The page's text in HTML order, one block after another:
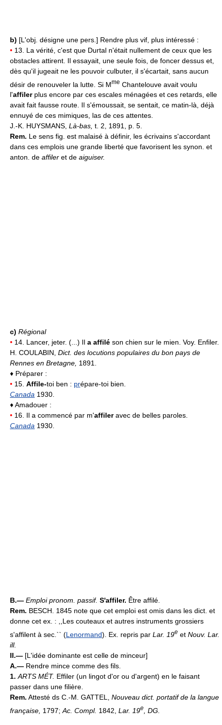
b) [L'obj. désigne une pers.] Rendre plus vif, plus intéressé :
• 13. La vérité, c'est que Durtal n'était nullement de ceux que les
obstacles attirent. Il essayait, une seule fois, de foncer dessus et,
dès qu'il jugeait ne les pouvoir culbuter, il s'écartait, sans aucun
désir de renouveler la lutte. Si Mme Chantelouve avait voulu
l'affiler plus encore par ces escales ménagées et ces retards, elle
avait fait fausse route. Il s'émoussait, se sentait, ce matin-là, déjà
ennuyé de ces mimiques, las de ces attentes.
J.-K. HUYSMANS, Là-bas, t. 2, 1891, p. 5.
Rem. Le sens fig. est malaisé à définir, les écrivains s'accordant
dans ces emplois une grande liberté que favorisent les synon. et
anton. de affiler et de aiguiser.
c) Régional
• 14. Lancer, jeter. (...) Il a affilé son chien sur le mien. Voy. Enfiler.
H. COULABIN, Dict. des locutions populaires du bon pays de
Rennes en Bretagne, 1891.
♦ Préparer :
• 15. Affile-toi ben : prépare-toi bien.
Canada 1930.
♦ Amadouer :
• 16. Il a commencé par m'affileravec de belles paroles.
Canada 1930.
B.— Emploi pronom. passif. S'affiler. Être affilé.
Rem. BESCH. 1845 note que cet emploi est omis dans les dict. et
donne cet ex. : ,,Les couteaux et autres instruments grossiers
s'affilent à sec.`` (Lenormand). Ex. repris par Lar. 19e et Nouv. Lar.
ill.
II.— [L'idée dominante est celle de minceur]
A.— Rendre mince comme des fils.
1. ARTS MÉT. Effiler (un lingot d'or ou d'argent) en le faisant
passer dans une filière.
Rem. Attesté ds C.-M. GATTEL, Nouveau dict. portatif de la langue
française, 1797; Ac. Compl. 1842, Lar. 19e , DG.